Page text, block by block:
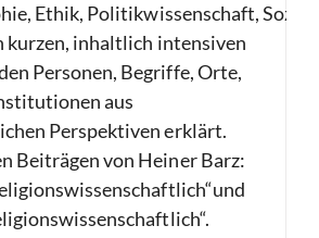
Ethik, Politikwissenschaft,
kurzen, inhaltlich intensiven
Personen, Begriffe, Orte,
aus
Perspektiven erklärt.
Beiträgen von Heiner Barz: